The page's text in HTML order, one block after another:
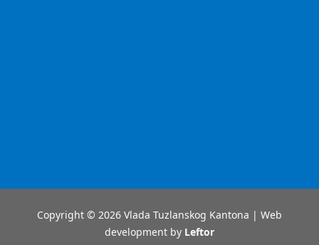
Copyright © 2026 Vlada Tuzlanskog Kantona | Web
development by Leftor